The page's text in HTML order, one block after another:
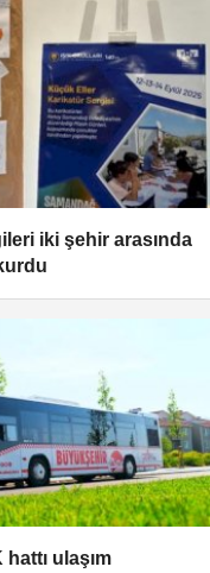
iki şehir arasında
ulaşım